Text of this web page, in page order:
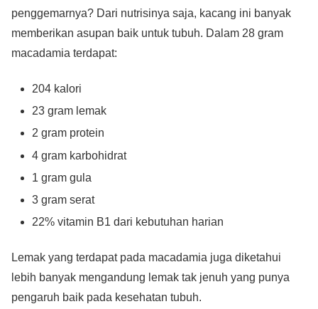
penggemarnya? Dari nutrisinya saja, kacang ini banyak
memberikan asupan baik untuk tubuh. Dalam 28 gram
macadamia terdapat:
204 kalori
23 gram lemak
2 gram protein
4 gram karbohidrat
1 gram gula
3 gram serat
22% vitamin B1 dari kebutuhan harian
Lemak yang terdapat pada macadamia juga diketahui
lebih banyak mengandung lemak tak jenuh yang punya
pengaruh baik pada kesehatan tubuh.